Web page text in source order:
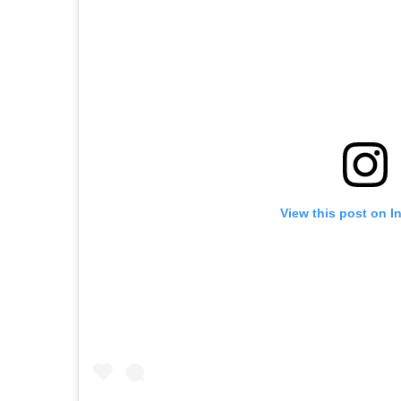
View this post on